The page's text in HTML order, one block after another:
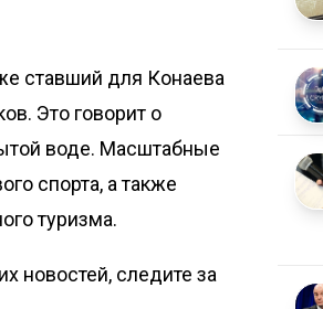
ставший для Конаева
Это говорит о
воде. Масштабные
спорта, а также
туризма.
новостей, следите за